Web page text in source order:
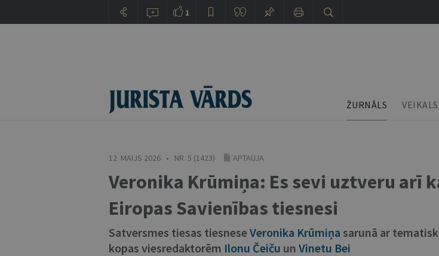
ŽURNĀLS VEIKALS
12. MAIJS 2026 • NR. 5 (1423) APTAUJA
Veronika Krūmiņa: Es sevi uztveru arī
Eiropas Savienības tiesnesi
Satversmes tiesas tiesneseVeronika Krūmiņa sarunā ar
kopas viesredaktorēm Ilonu Čeiču un Vinetu Bei
1